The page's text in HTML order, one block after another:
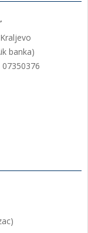
banka)
07350376